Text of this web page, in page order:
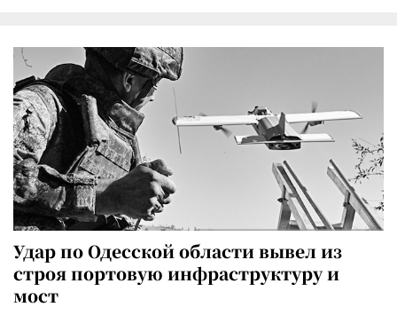
Удар по Одесской области вывел из
строя портовую инфраструктуру и
мост